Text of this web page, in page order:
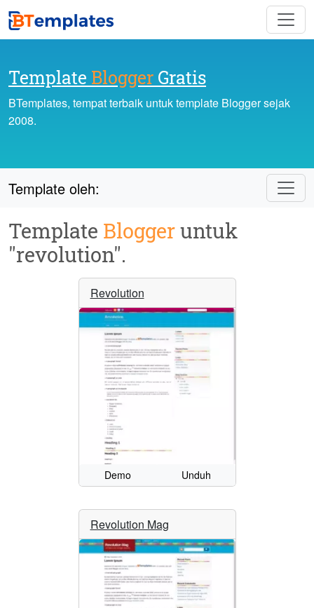
Template Blogger Gratis
BTemplates, tempat terbaik untuk template Blogger sejak
2008.
Template oleh:
Template Bloggeruntuk
"revolution".
Revolution
Demo Unduh
Revolution Mag